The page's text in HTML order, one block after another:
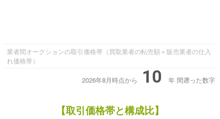
業者間オークションの取引価格帯（買取業者の転売額＝販売業者の仕入
れ価格帯）
2026年8月時点から 10 年 間遡った数字
【取引価格帯と構成比】